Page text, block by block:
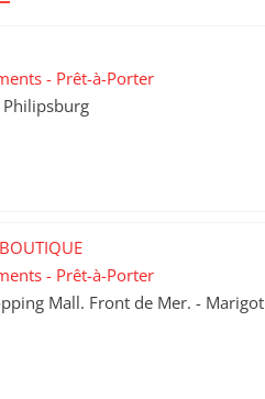
- Prêt-à-Porter
- Prêt-à-Porter
Mall. Front de Mer. - Marigot